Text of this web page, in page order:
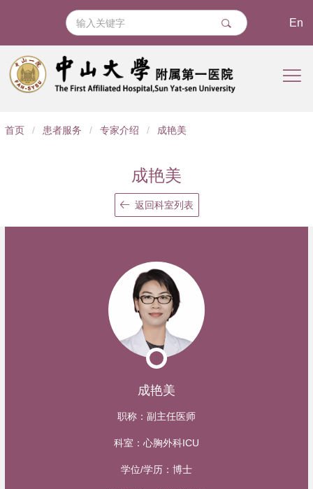
En
导
首页 / 患者服务 / 专家介绍 / 成艳美
成艳美
返回科室列表
成艳美
职称： 副主任医师
科室： 心胸外科ICU
学位/学历： 博士